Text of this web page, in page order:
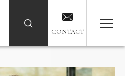
CONTACT
CONTACT